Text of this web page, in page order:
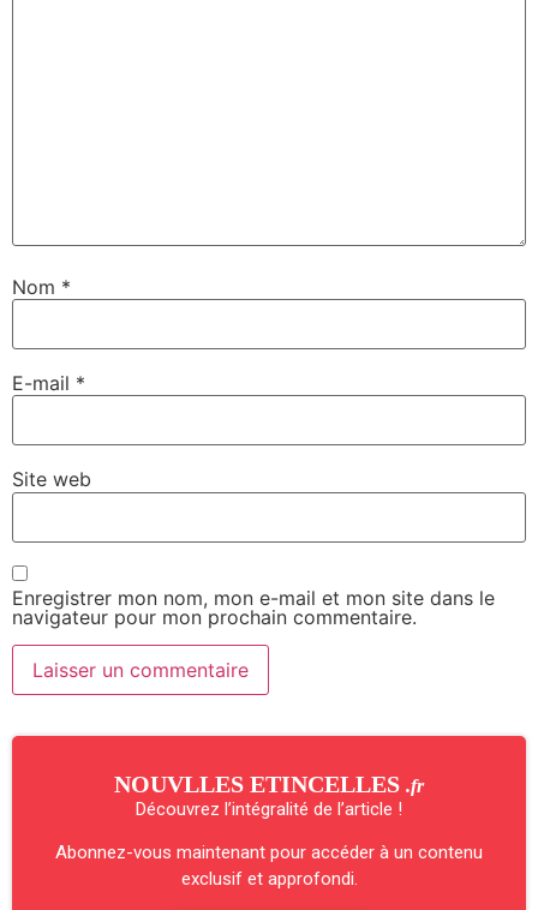
Nom *
E-mail *
Site web
Enregistrer mon nom, mon e-mail et mon site dans le
navigateur pour mon prochain commentaire.
NOUVLLES ETINCELLES .fr
Découvrez l’intégralité de l’article !
Abonnez-vous maintenant pour accéder à un contenu
exclusif et approfondi.